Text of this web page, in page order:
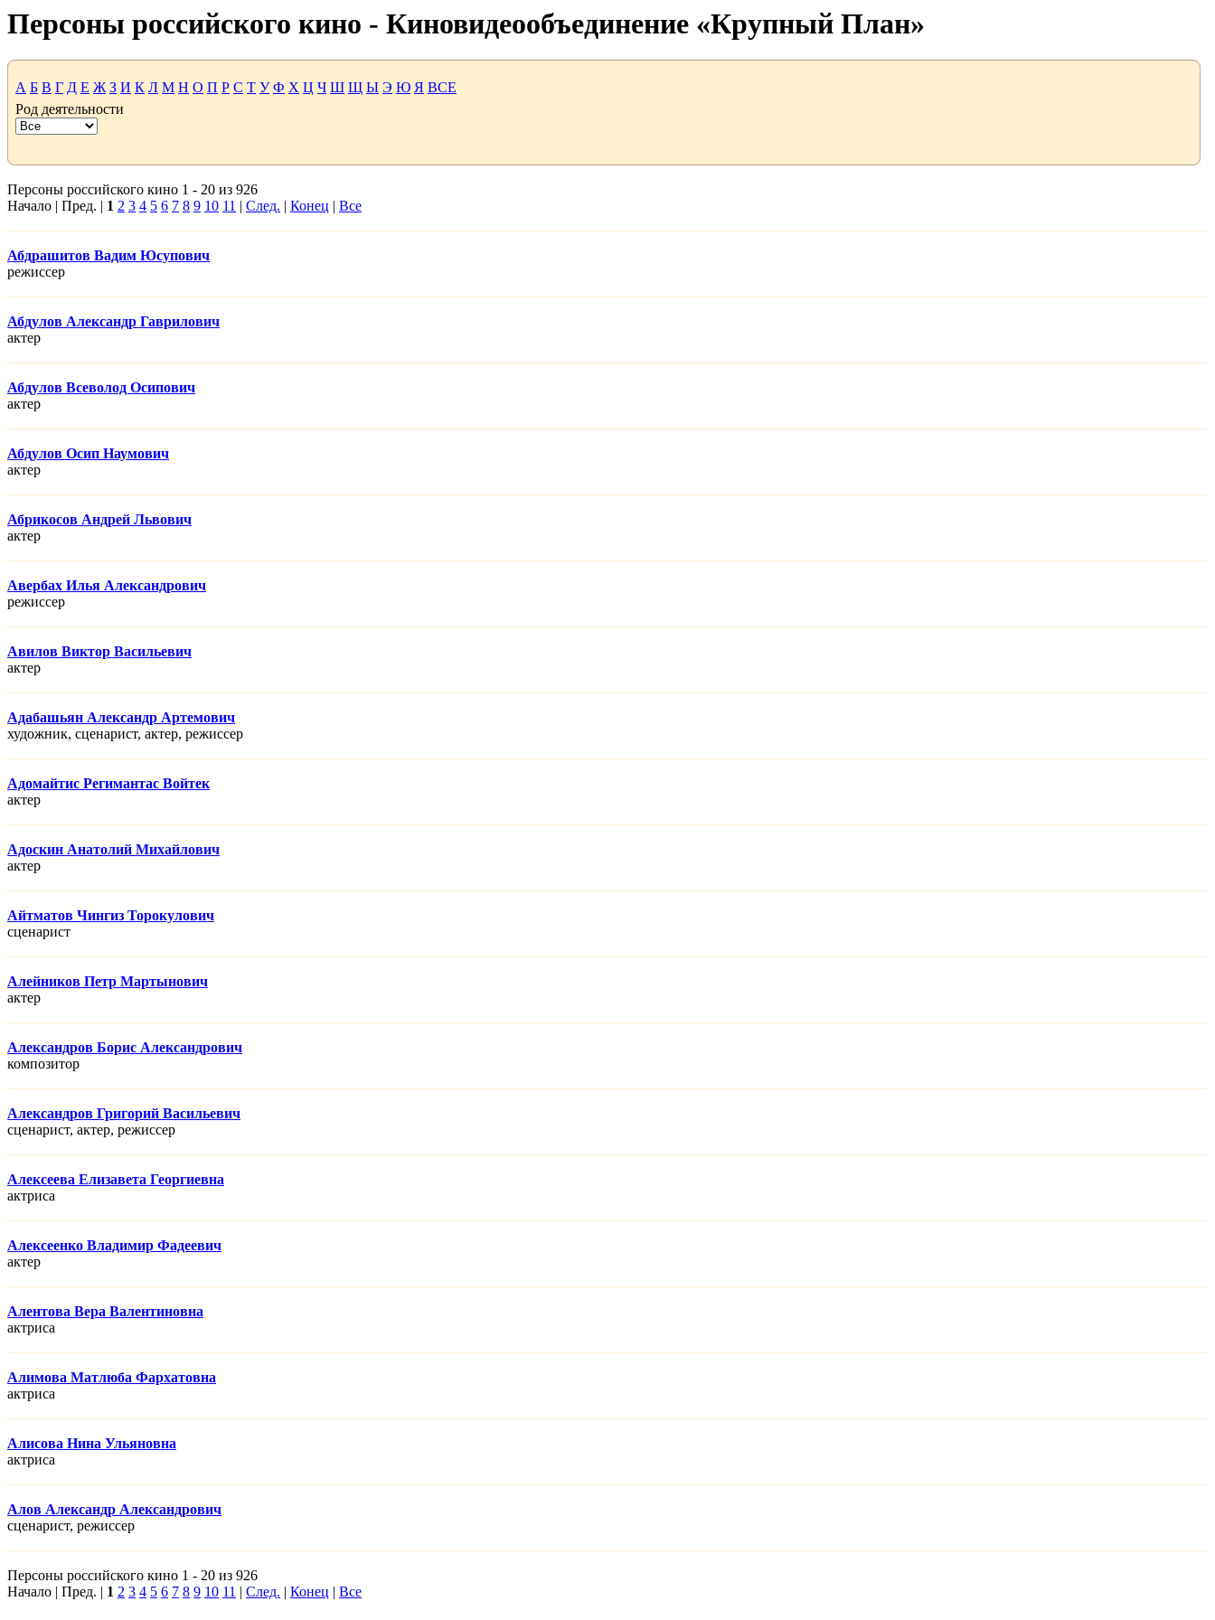
Персоны российского кино - Киновидеообъединение «Крупный План»
А Б В Г Д Е Ж З И К Л М Н О П Р С Т У Ф Х Ц Ч Ш Щ Ы Э Ю Я ВСЕ
Род деятельности
Персоны российского кино 1 - 20 из 926
Начало | Пред. | 1 2 3 4 5 6 7 8 9 10 11 | След. | Конец | Все
Абдрашитов Вадим Юсупович
режисcер
Абдулов Александр Гаврилович
актер
Абдулов Всеволод Осипович
актер
Абдулов Осип Наумович
актер
Абрикосов Андрей Львович
актер
Авербах Илья Александрович
режисcер
Авилов Виктор Васильевич
актер
Адабашьян Александр Артемович
художник, сценарист, актер, режисcер
Адомайтис Регимантас Войтек
актер
Адоскин Анатолий Михайлович
актер
Айтматов Чингиз Торокулович
сценарист
Алейников Петр Мартынович
актер
Александров Борис Александрович
композитор
Александров Григорий Васильевич
сценарист, актер, режисcер
Алексеева Елизавета Георгиевна
актриса
Алексеенко Владимир Фадеевич
актер
Алентова Вера Валентиновна
актриса
Алимова Матлюба Фархатовна
актриса
Алисова Нина Ульяновна
актриса
Алов Александр Александрович
сценарист, режисcер
Персоны российского кино 1 - 20 из 926
Начало | Пред. | 1 2 3 4 5 6 7 8 9 10 11 | След. | Конец | Все